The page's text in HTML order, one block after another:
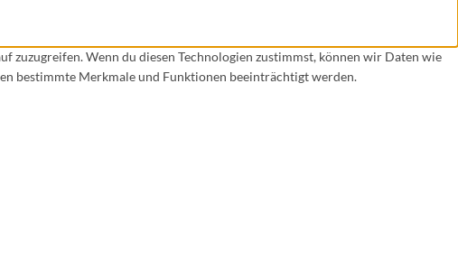
zuzugreifen. Wenn du diesen Technologien zustimmst, können wir Daten wie
bestimmte Merkmale und Funktionen beeinträchtigt werden.